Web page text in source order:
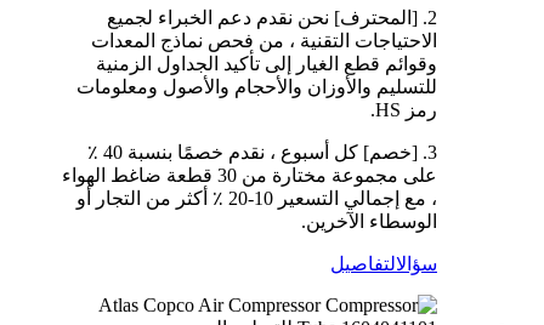
2. [المحترف] نحن نقدم دعم الخبراء لجميع
الاحتياجات التقنية ، من فحص نماذج المعدات
وقوائم قطع الغيار إلى تأكيد الجداول الزمنية
للتسليم والأوزان والأحجام والأصول ومعلومات
رمز HS.
3. [خصم] كل أسبوع ، نقدم خصمًا بنسبة 40 ٪
على مجموعة مختارة من 30 قطعة ضاغط الهواء
، مع إجمالي التسعير 10-20 ٪ أكثر من التجار أو
الوسطاء الآخرين.
سؤالالتفاصيل